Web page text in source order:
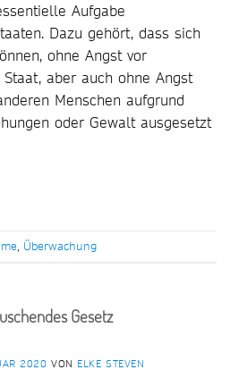
Aufgabe
Dazu gehört, dass sich
ohne Angst vor
aber auch ohne Angst
Menschen aufgrund
oder Gewalt ausgesetzt
, Überwachung
Gesetz
2020 VON ELKE STEVEN